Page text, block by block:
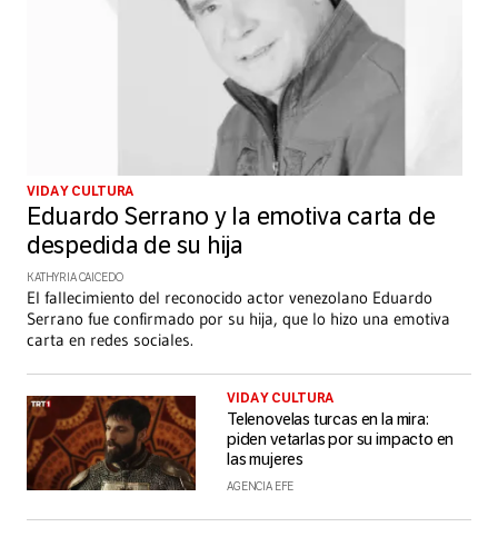
VIDA Y CULTURA
Eduardo Serrano y la emotiva carta de
despedida de su hija
KATHYRIA CAICEDO
El fallecimiento del reconocido actor venezolano Eduardo
Serrano fue confirmado por su hija, que lo hizo una emotiva
carta en redes sociales.
VIDA Y CULTURA
Telenovelas turcas en la mira:
piden vetarlas por su impacto en
las mujeres
AGENCIA EFE